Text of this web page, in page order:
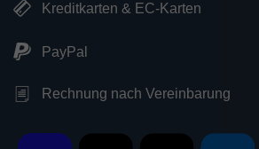
Kreditkarten & EC-Karten
PayPal
Rechnung nach Vereinbarung